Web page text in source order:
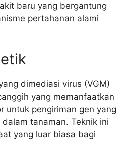
baru yang bergantung
pertahanan alami
dimediasi virus (VGM)
yang memanfaatkan
untuk pengiriman gen yang
tanaman. Teknik ini
yang luar biasa bagi